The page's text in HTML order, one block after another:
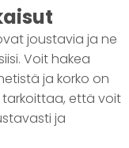
joustavia ja ne
Voit hakea
ja korko on
tarkoittaa, että voit
ja